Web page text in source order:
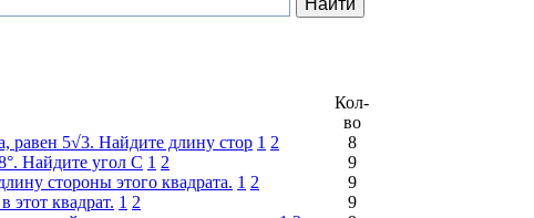
Кол-
во
равен 5√3. Найдите длину стор 1 2
8
Найдите угол C 1 2
9
стороны этого квадрата. 1 2
9
этот квадрат. 1 2
9